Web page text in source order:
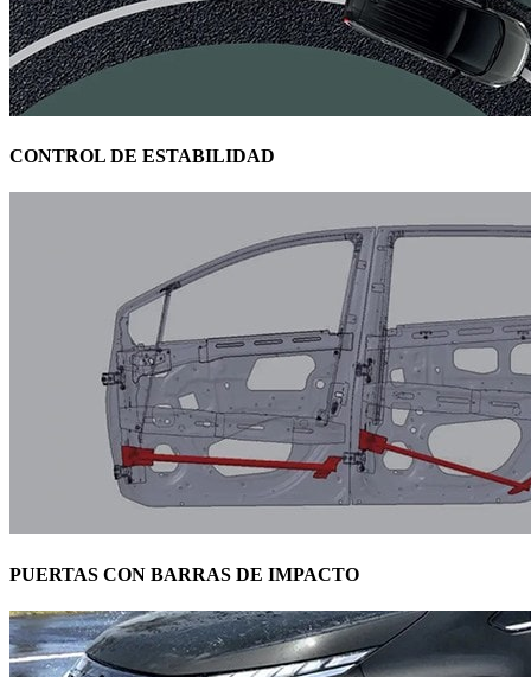
CONTROL DE ESTABILIDAD
PUERTAS CON BARRAS DE IMPACTO